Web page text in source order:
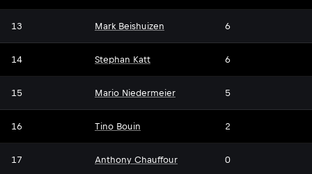
13 Mark Beishuizen 6
14 Stephan Katt 6
15 Mario Niedermeier 5
16 Tino Bouin 2
17 Anthony Chauffour 0